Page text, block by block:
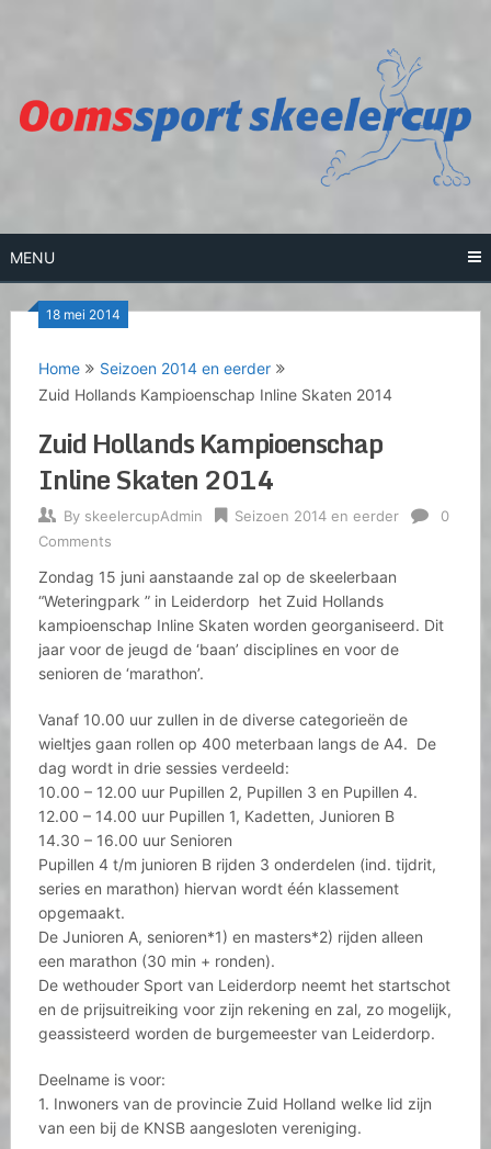
MENU
18 mei 2014
Home
Seizoen 2014 en eerder
Zuid Hollands Kampioenschap Inline Skaten 2014
Zuid Hollands Kampioenschap
Inline Skaten 2014
By skeelercupAdmin Seizoen 2014 en eerder
0
Comments
Zondag 15 juni aanstaande zal op de skeelerbaan
“Weteringpark ” in Leiderdorp het Zuid Hollands
kampioenschap Inline Skaten worden georganiseerd. Dit
jaar voor de jeugd de ‘baan’ disciplines en voor de
senioren de ‘marathon’.
Vanaf 10.00 uur zullen in de diverse categorieën de
wieltjes gaan rollen op 400 meterbaan langs de A4. De
dag wordt in drie sessies verdeeld:
10.00 – 12.00 uur Pupillen 2, Pupillen 3 en Pupillen 4.
12.00 – 14.00 uur Pupillen 1, Kadetten, Junioren B
14.30 – 16.00 uur Senioren
Pupillen 4 t/m junioren B rijden 3 onderdelen (ind. tijdrit,
series en marathon) hiervan wordt één klassement
opgemaakt.
De Junioren A, senioren*1) en masters*2) rijden alleen
een marathon (30 min + ronden).
De wethouder Sport van Leiderdorp neemt het startschot
en de prijsuitreiking voor zijn rekening en zal, zo mogelijk,
geassisteerd worden de burgemeester van Leiderdorp.
Deelname is voor:
1. Inwoners van de provincie Zuid Holland welke lid zijn
van een bij de KNSB aangesloten vereniging.